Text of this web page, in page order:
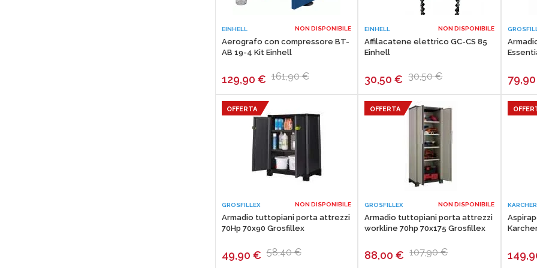
EINHELL NON DISPONIBILE
Aerografo con compressore BT-
AB 19-4 Kit Einhell
129,90 € 161,90 €
EINHELL NON DISPONIBILE
Affilacatene elettrico GC-CS 85
Einhell
30,50€ 30,50 €
OFFERTA
GROSFILLEX NON DISPONIBILE
Armadio tuttopiani porta attrezzi
70Hp 70x90 Grosfillex
49,90 € 58,40 €
OFFERTA
GROSFILLEX NON DISPONIBILE
Armadio tuttopiani porta attrezzi
workline 70hp 70x175 Grosfillex
88,00€ 107,90 €
KARCHER